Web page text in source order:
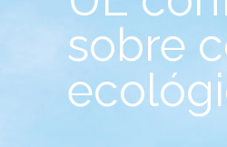
sobre